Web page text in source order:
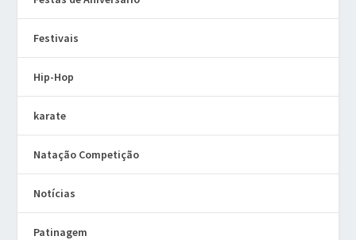
Festivais
Hip-Hop
karate
Natação Competição
Notícias
Patinagem